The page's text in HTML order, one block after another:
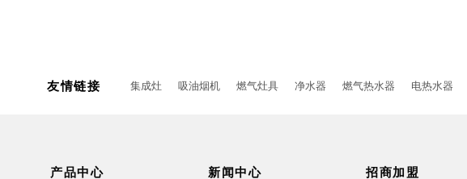
友情链接 集成灶 吸油烟机 燃气灶具 净水器 燃气热水器 电热水器
产品中心 新闻中心 招商加盟